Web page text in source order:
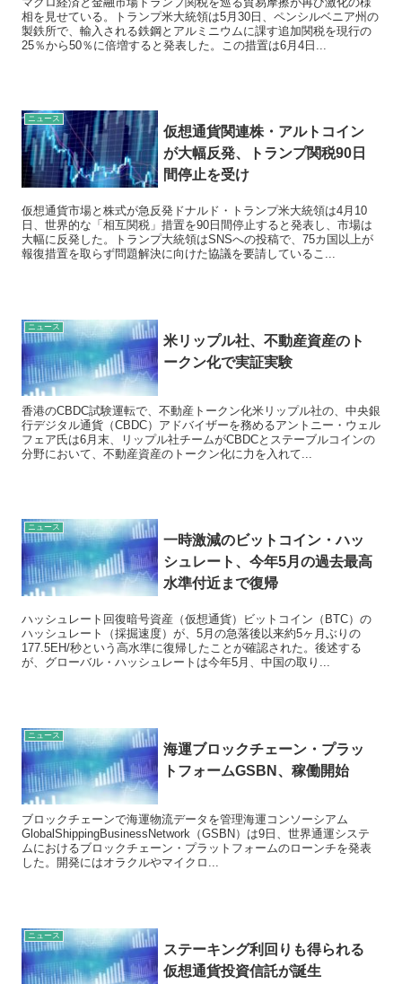
相を見せている。トランプ米大統領は5月30日、ペンシルベニア州の
製鉄所で、輸入される鉄鋼とアルミニウムに課す追加関税を現行の
25％から50％に倍増すると発表した。この措置は6月4日...
ニュース
仮想通貨関連株・アルトコイン
が大幅反発、トランプ関税90日
間停止を受け
仮想通貨市場と株式が急反発ドナルド・トランプ米大統領は4月10
日、世界的な「相互関税」措置を90日間停止すると発表し、市場は
大幅に反発した。トランプ大統領はSNSへの投稿で、75カ国以上が
報復措置を取らず問題解決に向けた協議を要請しているこ...
ニュース
米リップル社、不動産資産のト
ークン化で実証実験
香港のCBDC試験運転で、不動産トークン化米リップル社の、中央銀
行デジタル通貨（CBDC）アドバイザーを務めるアントニー・ウェル
フェア氏は6月末、リップル社チームがCBDCとステーブルコインの
分野において、不動産資産のトークン化に力を入れて...
ニュース
一時激減のビットコイン・ハッ
シュレート、今年5月の過去最高
水準付近まで復帰
ハッシュレート回復暗号資産（仮想通貨）ビットコイン（BTC）の
ハッシュレート（採掘速度）が、5月の急落後以来約5ヶ月ぶりの
177.5EH/秒という高水準に復帰したことが確認された。後述する
が、グローバル・ハッシュレートは今年5月、中国の取り...
ニュース
海運ブロックチェーン・プラッ
トフォームGSBN、稼働開始
ブロックチェーンで海運物流データを管理海運コンソーシアム
GlobalShippingBusinessNetwork（GSBN）は9日、世界通運システ
ムにおけるブロックチェーン・プラットフォームのローンチを発表
した。開発にはオラクルやマイクロ...
ニュース
ステーキング利回りも得られる
仮想通貨投資信託が誕生